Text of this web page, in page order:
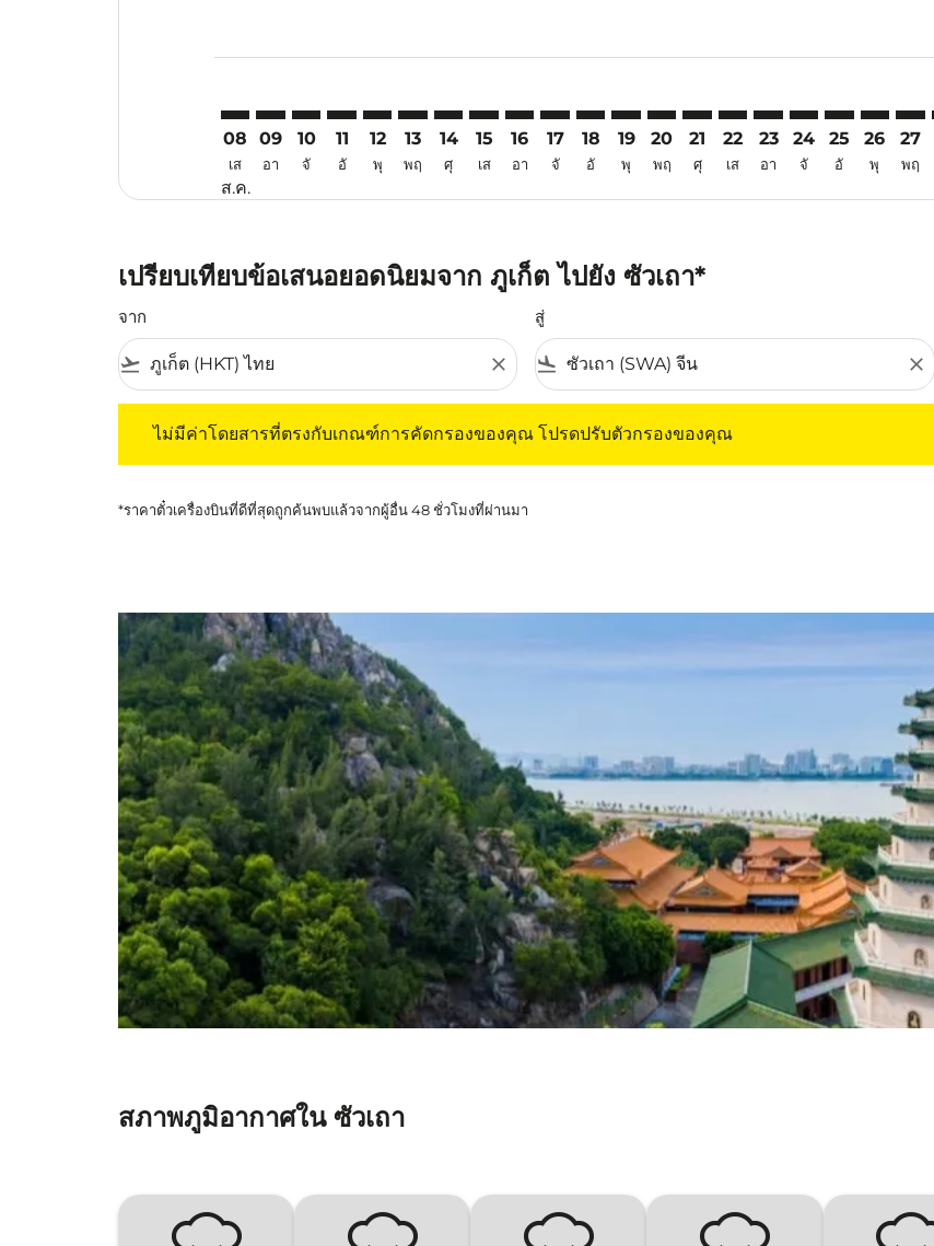
08
เส
ส.ค.
09
อา
10
จั
11
อั
12
พุ
13
พฤ
14
ศุ
15
เส
16
อา
17
จั
18
อั
19
พุ
20
พฤ
21
ศุ
22
เส
23
อา
24
จั
25
อั
26
พุ
27
พฤ
เปรียบเทียบข้อเสนอยอดนิยมจาก ภูเก็ต ไปยัง ซัวเถา*
จาก
flight_takeoff close
สู่
flight_land close
ไม่มีค่าโดยสารที่ตรงกับเกณฑ์การคัดกรองของคุณ โปรดปรับตัวกรองของคุณ
*ราคาตั๋วเครื่องบินที่ดีที่สุดถูกค้นพบแล้วจากผู้อื่น 48 ชั่วโมงที่ผ่านมา
สภาพภูมิอากาศใน ซัวเถา